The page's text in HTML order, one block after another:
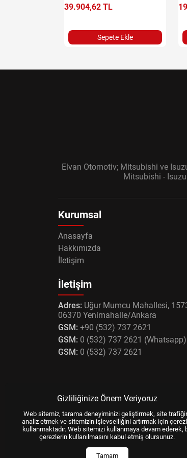
39.904,62 TL
Sepete Ekle
Elvan Otomotiv; Mitsubishi ve
Mitsubishi -
Kurumsal
Anasayfa
Hakkımızda
İletişim
İletişim
Adres: Uğur Mumcu Mahallesi,
06370 Yenimahalle/Ankara
GSM: +90 (532) 737 2621
GSM: 0 (532) 737 2621 (Whatsapp)
GSM: 0 (532) 737 2621
Gizliliğinize Önem Veriyoruz
Web sitemiz, tarama deneyiminizi geliştirmek, site
analiz etmek ve sitemizin işlevselliğini artırmak için
kullanmaktadır. Web sitemizi kullanmaya devam ederek,
çerezlerin kullanılmasını kabul etmiş olursunuz.
Tamam